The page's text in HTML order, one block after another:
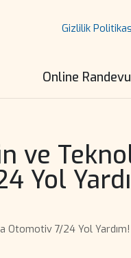
Gizlilik
Online Randevu
ve
Yol
Otomotiv 7/24 Yol Yardım!